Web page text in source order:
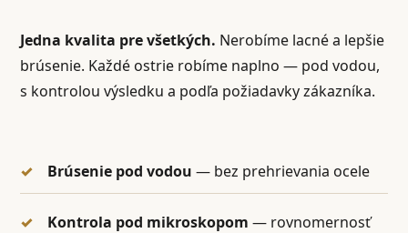
Jedna kvalita pre všetkých. Nerobíme lacné a lepšie
brúsenie. Každé ostrie robíme naplno — pod vodou,
s kontrolou výsledku a podľa požiadavky zákazníka.
Brúsenie pod vodou — bez prehrievania ocele
Kontrola pod mikroskopom — rovnomernosť